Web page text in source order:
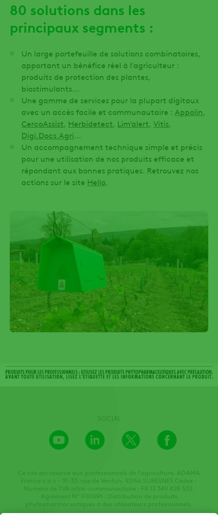
80 solutions dans les
principaux segments :
Un large portefeuille de solutions combinatoires,
apportant un bénéfice réel à l'agriculteur :
produits de protection des plantes,
biostimulants...
Une gamme de services pour la plupart digitaux
avec un accès facile et communautaire : Appolin,
CercoAssist, Herbidetect, Lim'alert, Vitis,
Digi.Docs.Agri...
Un accompagnement technique simple et précis
pour une utilisation de nos produits efficace et
répondant aux bonnes pratiques. Retrouvez nos
actions sur le site Hello.
Youtube
Channel
LinkedIn
Ce site est réservé aux professionnels de l'agriculture. ADAMA
France s.a.s - 31-33, rue de Verdun, 92156 SURESNES Cedex -
Numéro de TVA intra-communautaire : FR 12 349 428 532.
Agrément N° IF01696 : Distribution de produits
phytopharmaceutiques à des utilisateurs professionnels.